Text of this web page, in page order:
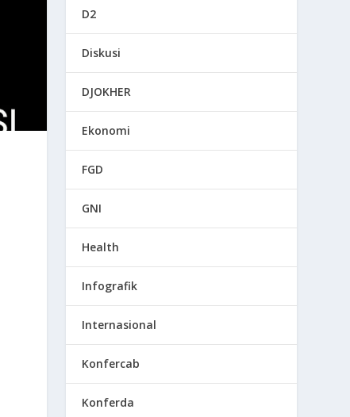
D2
Diskusi
DJOKHER
Ekonomi
FGD
GNI
Health
Infografik
Internasional
Konfercab
Konferda